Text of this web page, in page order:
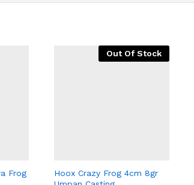
Frog
Out Of Stock
Hoox Crazy Frog 4cm 8gr